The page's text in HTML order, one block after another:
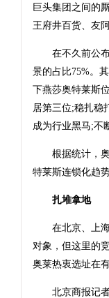
巨头集团之间的
王府井百货、友
在不久前公布
景的占比75%。
下燕莎奥特莱斯
居第三位;稳扎稳
成为行业黑马;不
根据统计，奥
特莱斯连锁化趋
扎堆拿地
在北京、上海
对象，但这里的
奥莱热衷选址在
北京商报记者